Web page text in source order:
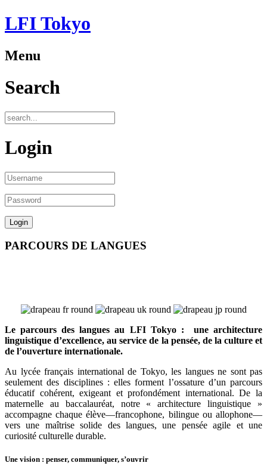
LFI Tokyo
Menu
Search
Login
PARCOURS DE LANGUES
Le parcours des langues au LFI Tokyo : une architecture
linguistique d’excellence, au service de la pensée, de la culture et
de l’ouverture internationale.
Au lycée français international de Tokyo, les langues ne sont pas
seulement des disciplines : elles forment l’ossature d’un parcours
éducatif cohérent, exigeant et profondément international. De la
maternelle au baccalauréat, notre « architecture linguistique »
accompagne chaque élève—francophone, bilingue ou allophone—
vers une maîtrise solide des langues, une pensée agile et une
curiosité culturelle durable.
Une vision : penser, communiquer, s’ouvrir